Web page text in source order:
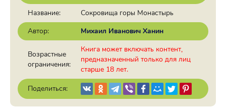
Название:
Сокровища горы Монастырь
Автор:
Михаил Иванович Ханин
Возрастные
ограничения:
Книга может включать контент,
предназначенный только для лиц
старше 18 лет.
Поделиться: